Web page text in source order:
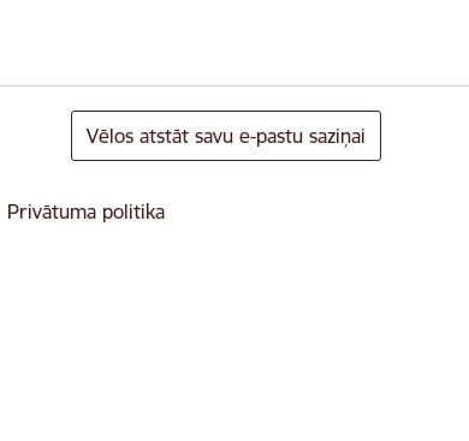
Vēlos atstāt savu e-pastu saziņai
Privātuma politika